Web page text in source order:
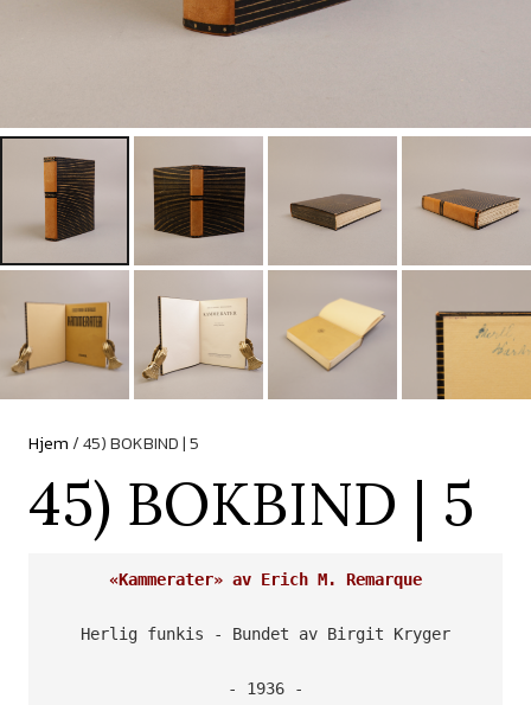
Hjem/ 45) BOKBIND | 5
45) BOKBIND | 5
«Kammerater» av Erich M. Remarque
Herlig funkis - Bundet av Birgit Kryger
- 1936 -